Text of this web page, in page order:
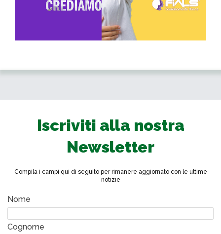
Iscriviti alla nostra
Newsletter
Compila i campi qui di seguito per rimanere aggiornato con le ultime
notizie
Nome
Cognome